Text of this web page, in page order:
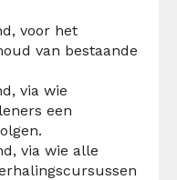
voor het
van bestaande
via wie
een
via wie alle